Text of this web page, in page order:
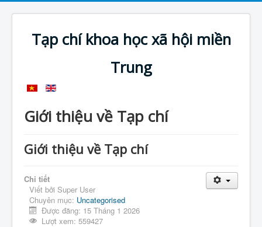
Tạp chí khoa học xã hội miền
Trung
Giới thiệu về Tạp chí
Giới thiệu về Tạp chí
Chi tiết
Viết bởi Super User
Chuyên mục: Uncategorised
Được đăng: 15 Tháng 1 2026
Lượt xem: 559427